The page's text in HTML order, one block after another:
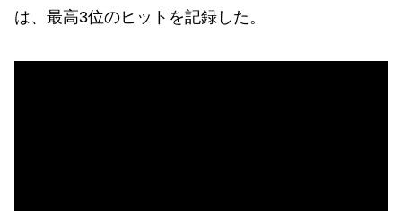
は、最高3位のヒットを記録した。